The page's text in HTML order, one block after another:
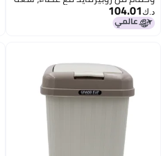
13 جالون، سلة قمامة بلاستيكية
رمادية، 49.2 لتر
د.ك‏104.01